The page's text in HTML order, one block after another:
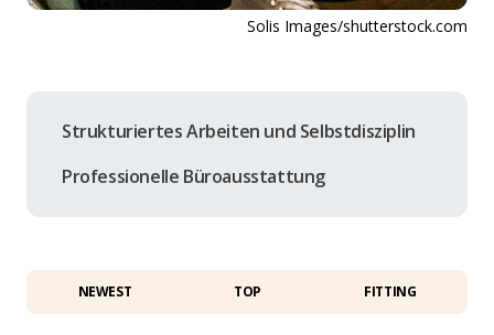
Solis Images/shutterstock.com
Strukturiertes Arbeiten und Selbstdisziplin
Professionelle Büroausstattung
NEWEST TOP FITTING